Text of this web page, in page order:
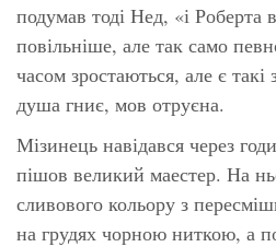
подумав тоді Нед, «і
повільніше, але так само
часом зростаються, але є такі
душа гниє, мов отруєна.
Мізинець навідався через
пішов великий маестер. На
сливового кольору з
на грудях чорною ниткою, а